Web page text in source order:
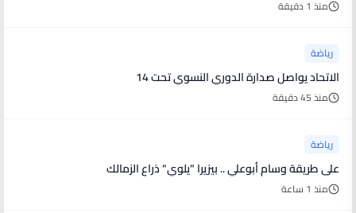
منذ 1 دقيقة
رياضة
الاتحاد يواصل صدارة الدوري النسوي تحت 14
منذ 45 دقيقة
رياضة
على طريقة وسام أبوعلي .. بيزيرا "يلوي" ذراع الزمالك
منذ 1 ساعة